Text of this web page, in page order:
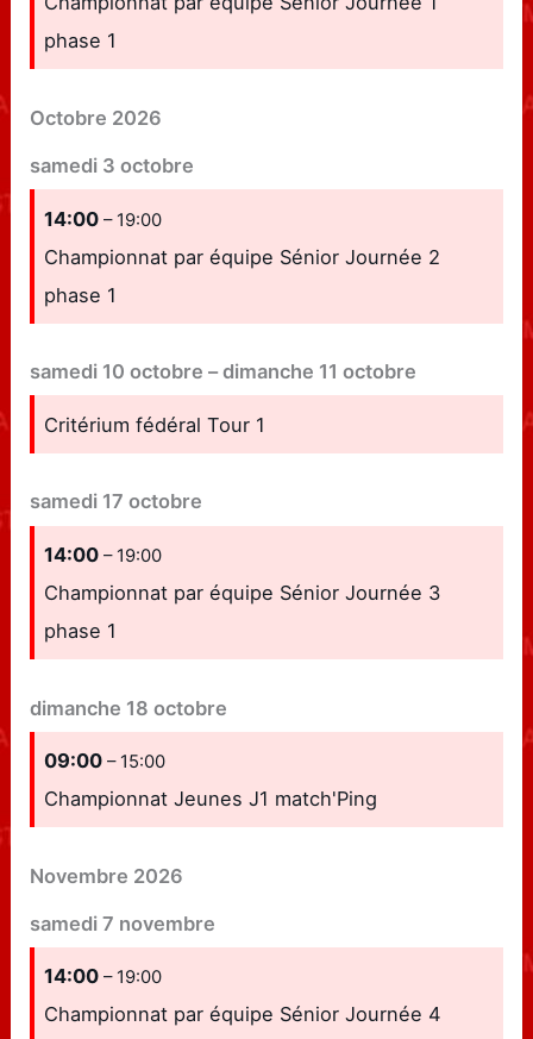
phase 1
Octobre 2026
samedi 3 octobre
14:00– 19:00
Championnat par équipe Sénior Journée 2
phase 1
samedi 10 octobre –dimanche 11 octobre
Critérium fédéral Tour 1
samedi 17 octobre
14:00– 19:00
Championnat par équipe Sénior Journée 3
phase 1
dimanche 18 octobre
09:00– 15:00
Championnat Jeunes J1 match'Ping
Novembre 2026
samedi 7 novembre
14:00– 19:00
Championnat par équipe Sénior Journée 4